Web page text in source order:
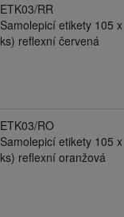
ETK03/RR
Samolepicí etikety 105
ks) reflexní červená
ETK03/RO
Samolepicí etikety 105
ks) reflexní oranžová